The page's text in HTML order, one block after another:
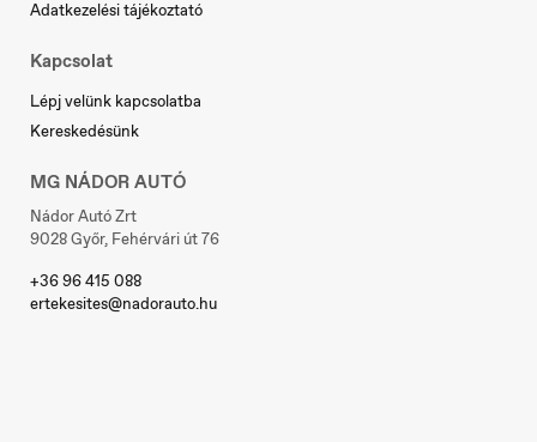
Slovakia
Slovenia
Slovenščina
Adatkezelési tájékoztató
Kapcsolat
Lépj velünk kapcsolatba
Kereskedésünk
MG NÁDOR AUTÓ
Nádor Autó Zrt
9028 Győr, Fehérvári út 76
+36 96 415 088
ertekesites@nadorauto.hu